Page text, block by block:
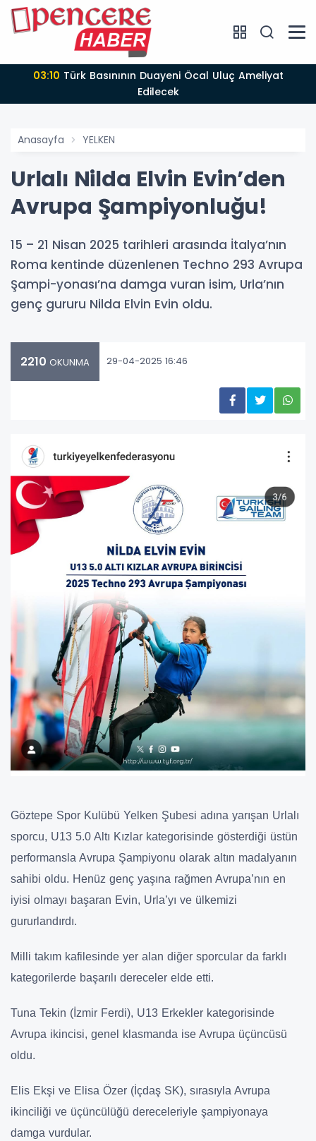
03:10
Edilecek
Anasayfa YELKEN
Urlalı Nilda Elvin Evin’den
Avrupa Şampiyonluğu!
15 – 21 Nisan 2025 tarihleri arasında İtalya’nın
Roma kentinde düzenlenen Techno 293 Avrupa
Şampi-yonası’na damga vuran isim, Urla’nın
genç gururu Nilda Elvin Evin oldu.
2210 OKUNMA 29-04-2025 16:46
Göztepe Spor Kulübü Yelken Şubesi adına yarışan Urlalı
sporcu, U13 5.0 Altı Kızlar kategorisinde gösterdiği üstün
performansla Avrupa Şampiyonu olarak altın madalyanın
sahibi oldu. Henüz genç yaşına rağmen Avrupa’nın en
iyisi olmayı başaran Evin, Urla’yı ve ülkemizi
gururlandırdı.
Milli takım kafilesinde yer alan diğer sporcular da farklı
kategorilerde başarılı dereceler elde etti.
Tuna Tekin (İzmir Ferdi), U13 Erkekler kategorisinde
Avrupa ikincisi, genel klasmanda ise Avrupa üçüncüsü
oldu.
Elis Ekşi ve Elisa Özer (İçdaş SK), sırasıyla Avrupa
ikinciliği ve üçüncülüğü dereceleriyle şampiyonaya
damga vurdular.